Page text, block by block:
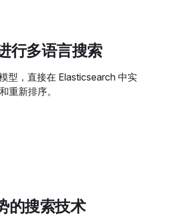
行多语言搜索
型，直接在 Elasticsearch 中实
重新排序。
的搜索技术